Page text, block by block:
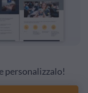
personalizzalo!